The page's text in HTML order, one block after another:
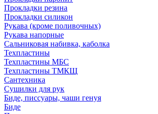
Прокладки резина
Прокладки силикон
Рукава (кроме поливочных)
Рукава напорные
Сальниковая набивка, каболка
Техпластины
Техпластины МБС
Техпластины ТМКЩ
Сантехника
Сушилки для рук
Биде, писсуары, чаши генуя
Биде